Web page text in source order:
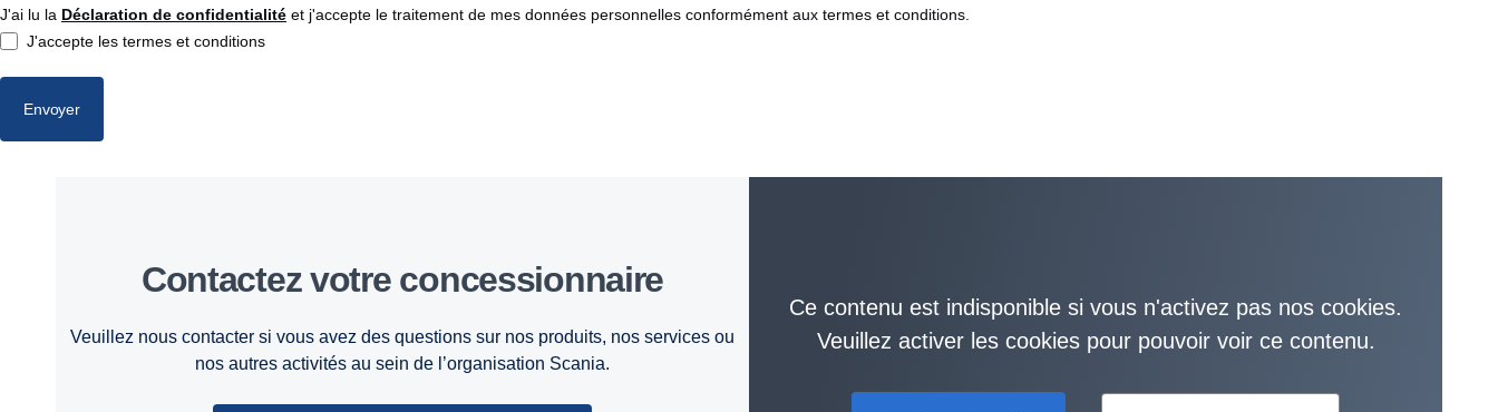
Service
J'ai lu la Déclaration de confidentialité et j'accepte le traitement de mes données personnelles conformément aux termes et conditions.
J'accepte les termes et conditions
Envoyer
Contactez votre concessionnaire
Veuillez nous contacter si vous avez des questions sur nos produits, nos services ou
nos autres activités au sein de l’organisation Scania.
Ce contenu est indisponible si vous n'activez pas nos cookies.
Veuillez activer les cookies pour pouvoir voir ce contenu.